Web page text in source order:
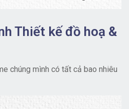
Thiết kế đồ hoạ &
chúng mình có tất cả bao nhiêu